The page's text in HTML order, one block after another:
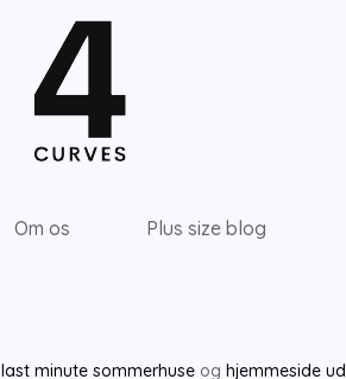
Om os Plus size blog
last minute sommerhuse og hjemmeside